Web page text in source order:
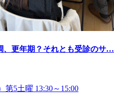
、更年期？それとも受診のサ…
第5土曜 13:30～15:00